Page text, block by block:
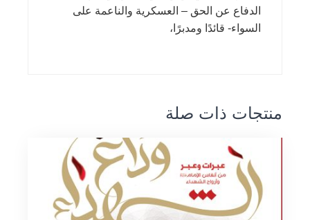
الدفاع عن الحق – العسكرية والناعمة على
السواء- قائدًا ومدبرًا،
منتجات ذات صلة